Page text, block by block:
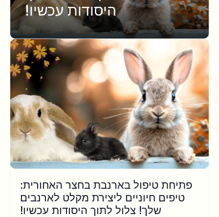
היסודות עכשיו!
פתיחת טיפול בארנבת בחצר האחורית:
טיפים חיוניים ליצירת מקלט לארנבים
שלך! צלול לתוך היסודות עכשיו!